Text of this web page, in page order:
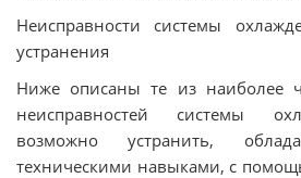
Неисправности системы
устранения
Ниже описаны те из наиболее
неисправностей системы
возможно устранить,
техническими навыками, с